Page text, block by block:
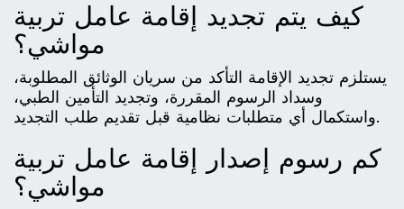
كيف يتم تجديد إقامة عامل تربية
مواشي؟
يستلزم تجديد الإقامة التأكد من سريان الوثائق المطلوبة،
وسداد الرسوم المقررة، وتجديد التأمين الطبي،
واستكمال أي متطلبات نظامية قبل تقديم طلب التجديد.
كم رسوم إصدار إقامة عامل تربية
مواشي؟